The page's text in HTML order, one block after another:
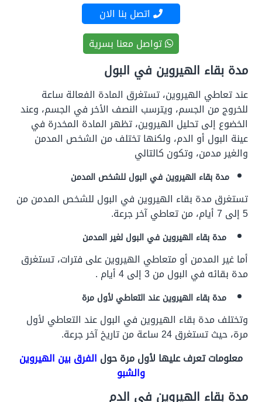
اتصل بنا الان
تواصل معنا بسرية
مدة بقاء الهيروين في البول
عند تعاطي الهيروين، تستغرق المادة الفعالة ساعة
للخروج من الجسم، ويترسب النصف الأخر في الجسم، وعند
الخضوع إلى تحليل الهيروين، تظهر المادة المخدرة في
عينة البول أو الدم، ولكنها تختلف من الشخص المدمن
والغير مدمن، وتكون كالتالي
مدة بقاء الهيروين في البول للشخص المدمن
تستغرق مدة بقاء الهيروين في البول للشخص المدمن من
5 إلى 7 أيام، من تعاطي آخر جرعة.
مدة بقاء الهيروين في البول لغير المدمن
أما غير المدمن أو متعاطي الهيروين على فترات، تستغرق
مدة بقائه في البول من 3 إلى 4 أيام .
مدة بقاء الهيروين عند التعاطي لأول مرة
وتختلف مدة بقاء الهيروين في البول عند التعاطي لأول
مرة، حيث تستغرق 24 ساعة من تاريخ آخر جرعة.
معلومات تعرف عليها لأول مرة حول الفرق بين الهيروين
والشبو
مدة بقاء الهيروين في الدم